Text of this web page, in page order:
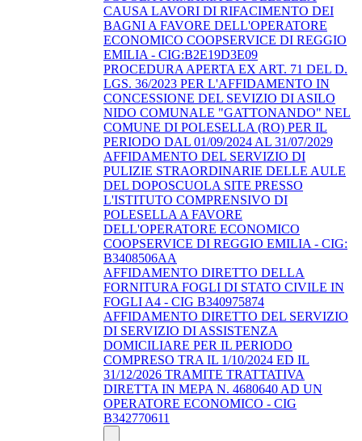
CAUSA LAVORI DI RIFACIMENTO DEI
BAGNI A FAVORE DELL'OPERATORE
ECONOMICO COOPSERVICE DI REGGIO
EMILIA - CIG:B2E19D3E09
PROCEDURA APERTA EX ART. 71 DEL D.
LGS. 36/2023 PER L'AFFIDAMENTO IN
CONCESSIONE DEL SEVIZIO DI ASILO
NIDO COMUNALE "GATTONANDO" NEL
COMUNE DI POLESELLA (RO) PER IL
PERIODO DAL 01/09/2024 AL 31/07/2029
AFFIDAMENTO DEL SERVIZIO DI
PULIZIE STRAORDINARIE DELLE AULE
DEL DOPOSCUOLA SITE PRESSO
L'ISTITUTO COMPRENSIVO DI
POLESELLA A FAVORE
DELL'OPERATORE ECONOMICO
COOPSERVICE DI REGGIO EMILIA - CIG:
B3408506AA
AFFIDAMENTO DIRETTO DELLA
FORNITURA FOGLI DI STATO CIVILE IN
FOGLI A4 - CIG B340975874
AFFIDAMENTO DIRETTO DEL SERVIZIO
DI SERVIZIO DI ASSISTENZA
DOMICILIARE PER IL PERIODO
COMPRESO TRA IL 1/10/2024 ED IL
31/12/2026 TRAMITE TRATTATIVA
DIRETTA IN MEPA N. 4680640 AD UN
OPERATORE ECONOMICO - CIG
B342770611